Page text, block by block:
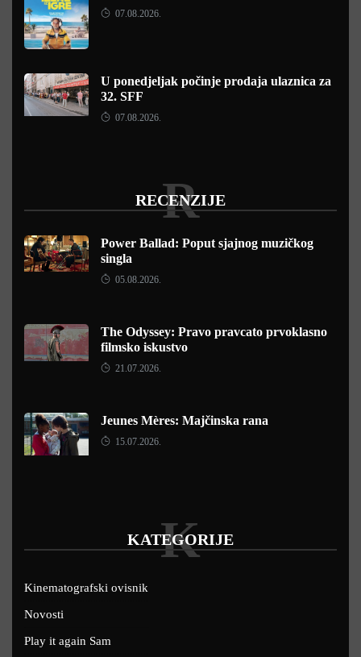
07.08.2026.
U ponedjeljak počinje prodaja ulaznica za
32. SFF
07.08.2026.
RECENZIJE
R
Power Ballad: Poput sjajnog muzičkog
singla
05.08.2026.
The Odyssey: Pravo pravcato prvoklasno
filmsko iskustvo
21.07.2026.
Jeunes Mères: Majčinska rana
15.07.2026.
KATEGORIJE
K
Kinematografski ovisnik
Novosti
Play it again Sam